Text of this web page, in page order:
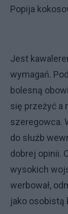
Popija
Jest
wymagań.
bolesną
się przeżyć a
szeregowca.
do służb
dobrej opinii.
wysokich
werbował,
jako osobistą